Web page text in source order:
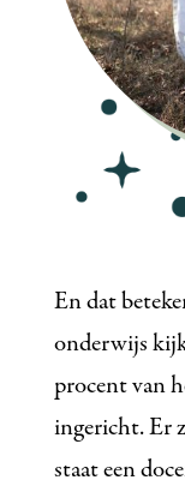
En dat
onderwijs
procent van
ingericht. Er
staat een